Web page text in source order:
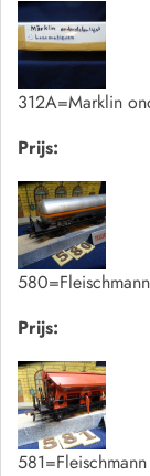
312A=Marklin
Prijs:
Prijs: